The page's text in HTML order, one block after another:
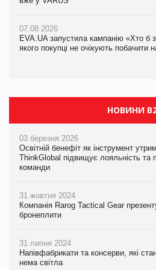
07.08.2026
EVA.UA запустила кампанію «Хто б
якого покупці не очікують побачити
05.08.2026
Мережа супермаркетів VARUS купує
НОВИНИ
03 березня 2026
Освітній бенефіт як інструмент
ThinkGlobal підвищує лояльність та
команди
31 жовтня 2024
Компанія Rarog Tactical Gear
бронеплити
31 липня 2024
Напівфабрикати та консерви, які
нема світла